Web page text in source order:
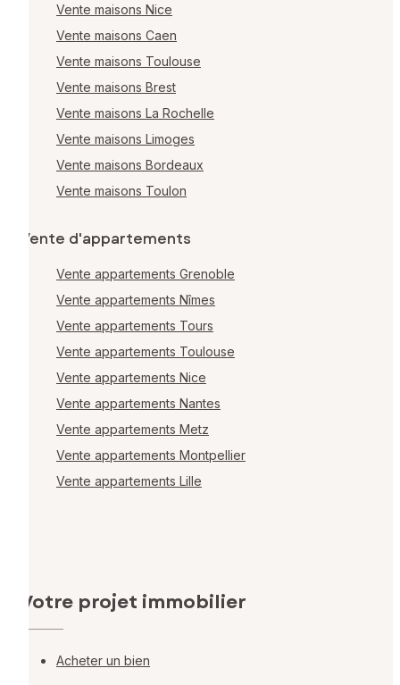
Vente maisons Nice
Vente maisons Caen
Vente maisons Toulouse
Vente maisons Brest
Vente maisons La Rochelle
Vente maisons Limoges
Vente maisons Bordeaux
Vente maisons Toulon
Vente d'appartements
Vente appartements Grenoble
Vente appartements Nîmes
Vente appartements Tours
Vente appartements Toulouse
Vente appartements Nice
Vente appartements Nantes
Vente appartements Metz
Vente appartements Montpellier
Vente appartements Lille
Votre projet immobilier
Acheter un bien